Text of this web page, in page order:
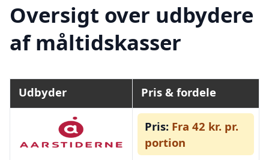
Oversigt over udbydere
af måltidskasser
Udbyder Pris & fordele
Pris: Fra 42 kr. pr.
portion